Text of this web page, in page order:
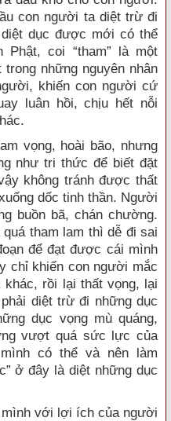
con người ta diệt trừ đi
dục được mới có thể
Phật, coi “tham” là một
những nguyên nhân
khiến con người cứ
luân hồi, chịu hết nỗi
vọng, hoài bão, nhưng
như tri thức để biết đặt
không tránh được thất
dốc tinh thần. Người
buồn bã, chán chường.
tham lam thì dễ đi sai
để đạt được cái mình
chỉ khiến con người mắc
rồi lại thất vọng, lại
diệt trừ đi những dục
dục vọng mù quáng,
vượt quá sức lực của
có thể và nên làm
ở đây là diệt những dục
với lợi ích của người